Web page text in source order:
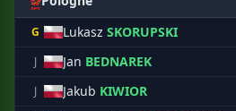
G Lukasz SKORUPSKI
J Jan BEDNAREK
J Jakub KIWIOR